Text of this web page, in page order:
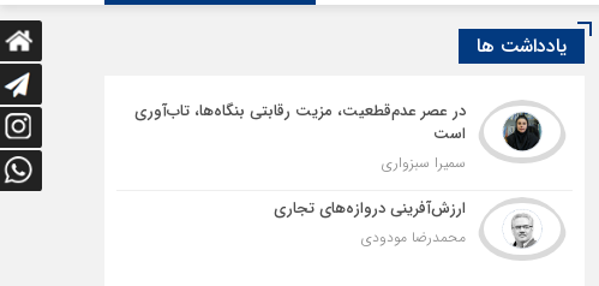
یادداشت ها
در عصر عدم‌قطعیت، مزیت رقابتی بنگاه‌ها، تاب‌آوری
است
سمیرا سبزواری
ارزش‌آفرینی دروازه‌های تجاری
محمدرضا مودودی